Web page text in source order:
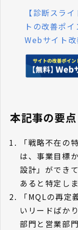
【診断スラ
トの改善ポ
Webサイト
本記事の要点
「戦略不在の
は、事業目標
設計」ができ
あると特定しま
「MQLの再
いリードばか
部門と営業部